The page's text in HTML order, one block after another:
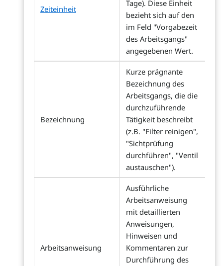
Zeiteinheit
Tage). Diese Einheit
bezieht sich auf den
im Feld "Vorgabezeit
des Arbeitsgangs"
angegebenen Wert.
Bezeichnung
Kurze prägnante
Bezeichnung des
Arbeitsgangs, die die
durchzuführende
Tätigkeit beschreibt
(z.B. "Filter reinigen",
"Sichtprüfung
durchführen", "Ventil
austauschen").
Arbeitsanweisung
Ausführliche
Arbeitsanweisung
mit detaillierten
Anweisungen,
Hinweisen und
Kommentaren zur
Durchführung des